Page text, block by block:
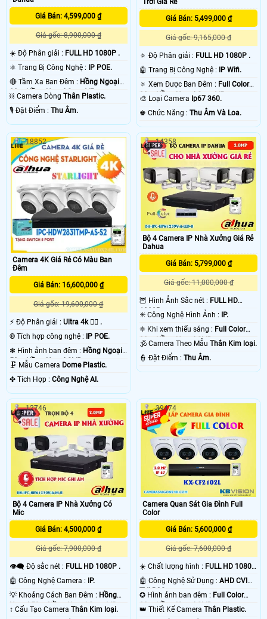
Giá Bán: 4,599,000 ₫
Giá gốc: 8,900,000 ₫
☀️ Độ Phân giải : FULL HD 1080P .
⚛️ Trang Bị Công Nghệ :
IP POE.
🔴 Tầm Xa Ban Đêm : Hồng Ngoại
80m Hồng Ngoại Smart IR.
⛓ Camera Dòng Thân Plastic.
️🎙 Đặt Điểm : Thu Âm.
Trời Giá Rẻ
Giá Bán: 5,499,000 ₫
Giá gốc: 9,165,000 ₫
🔅 Độ Phân giải : FULL HD 1080P .
🤖️ Trang Bị Công Nghệ :
IP Wifi.
🔅 Xem Được Ban Đêm : Full Color
30m Hồng Ngoại Smart IR.
🎨 Loại Camera Ip67 360.
️♚ Chức Năng :Thu Âm Và Loa.
Camera 4K Giá Rẻ Có Màu Ban
Đêm
Giá Bán: 16,600,000 ₫
Giá gốc: 19,600,000 ₫
️⚡ Độ Phân giải : Ultra 4k 👍🏾 .
®️ Tích hợp công nghệ :
IP POE.
❃ Hình ảnh ban đêm : Hồng Ngoại
50m Hồng Ngoại SMD.
🗜️ Mẫu Camera Dome Plastic.
️✤ Tích Hợp : Công Nghệ AI.
18852
Bộ 4 Camera IP Nhà Xưởng Giá Rẻ
Dahua
Giá Bán: 5,799,000 ₫
Giá gốc: 11,000,000 ₫
🦉 Hình Ảnh Sắc nét : FULL HD
1080P .
✳️ Công Nghệ Hình Ảnh : IP.
❈ Khi xem thiếu sáng : Full Color
30m Hồng Ngoại SMD.
🕉️ Camera Theo MẫuThân Kim loại.
️👮 Đặt Điểm :Thu Âm.
14358
Bộ 4 Camera IP Nhà Xưởng Có
Mic
Giá Bán: 4,500,000 ₫
Giá gốc: 7,900,000 ₫
👁️‍🗨 Độ sắc nét : FULL HD 1080P .
🤖️ Công Nghệ Camera :
IP.
💡 Khoảng Cách Ban Đêm : Hồng
Ngoại 50m Hồng Ngoại Smart IR.
↕️ Cấu Tạo Camera Thân Kim loại.
12746
Camera Quan Sát Gia Đình Full
Color
Giá Bán: 5,600,000 ₫
Giá gốc: 7,600,000 ₫
☀️ Chất lượng hình : FULL HD 1080P
.
🤖️ Công Nghệ Sử Dụng :AHD CVI
TVI BCS.
✪ Hình ảnh ban đêm : Full Color
20m Hồng Ngoại SMD.
👑 Thiết Kế CameraThân Plastic.
39474